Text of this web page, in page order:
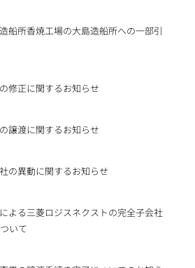
船所香焼工場の大島造船所への一部引
修正に関するお知らせ
譲渡に関するお知らせ
の異動に関するお知らせ
よる三菱ロジスネクストの完全子会社
いて